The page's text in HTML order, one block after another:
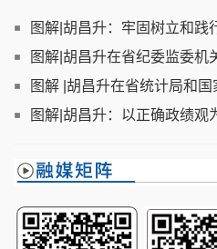
图解|胡昌升：牢固树立和践
以仁爱之心呵护未成年人健
图解|胡昌升在省纪委监委机
这些！
图解 |胡昌升在省统计局和
调查总队调研时强调了这些
图解|胡昌升：以正确政绩观